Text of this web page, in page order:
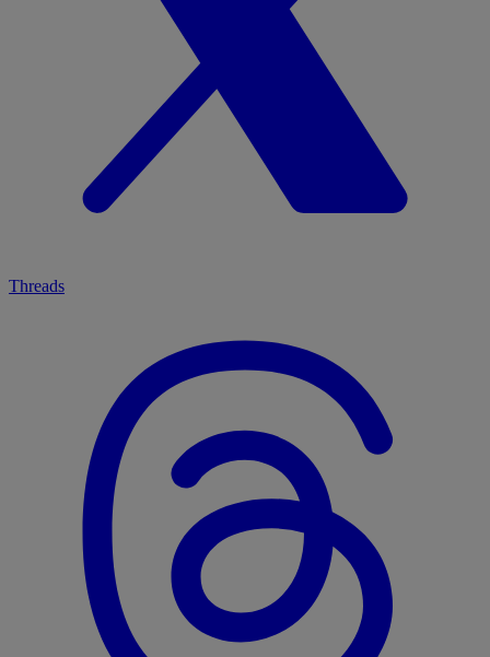
Threads